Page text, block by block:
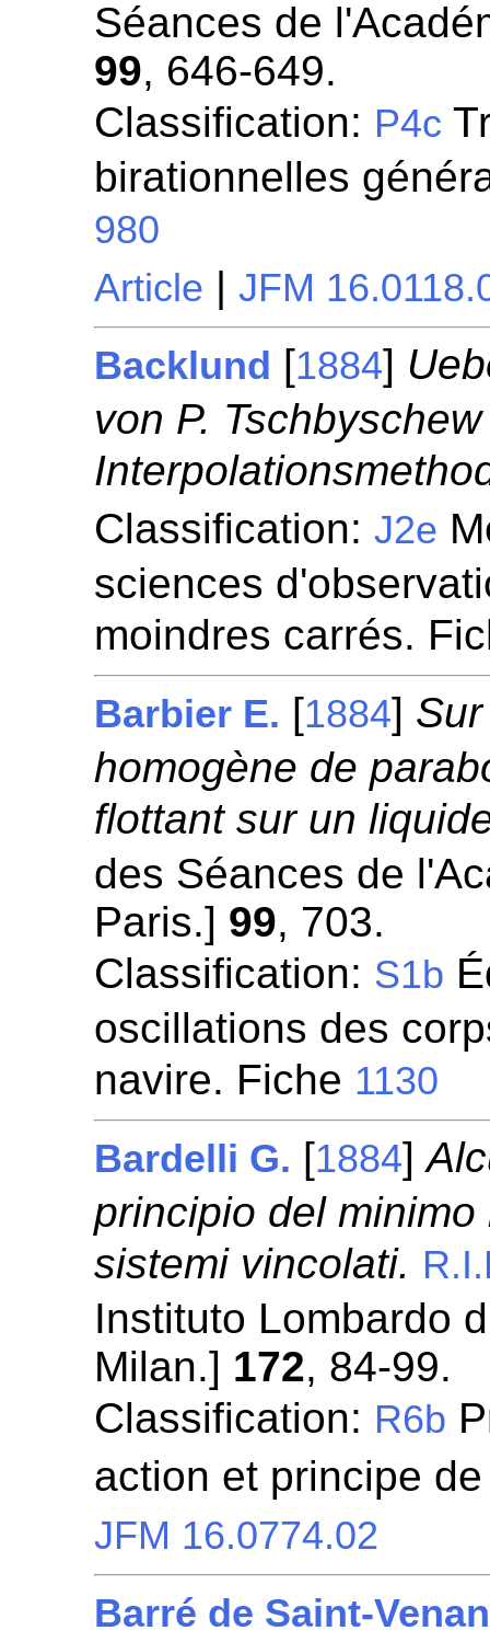
Séances de
99, 646-649.
Classification: P4c
birationnelles
980
Article |JFM
Backlund [1884]
von P.
Classification:J2e
sciences
moindres carrés.
Barbier E. [1884]
homogène de
flottant sur un
des Séances de
Paris.] 99, 703.
Classification: S1b
oscillations des
navire. Fiche 1130
Bardelli G. [1884]
principio del
sistemi vincolati.
Instituto Lombardo
Milan.] 172, 84-99.
Classification: R6b
action et principe
JFM 16.0774.02
Barré de Saint-